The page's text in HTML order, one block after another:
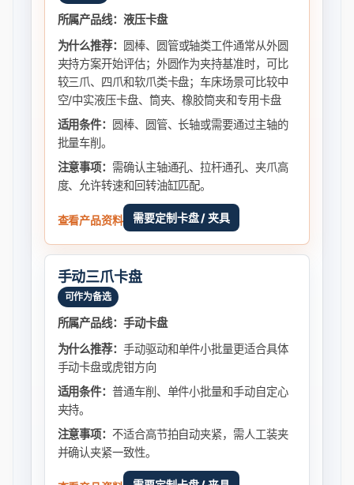
所属产品线：液压卡盘
为什么推荐： 圆棒、圆管或轴类工件通常从外圆
夹持方案开始评估；外圆作为夹持基准时，可比
较三爪、四爪和软爪类卡盘；车床场景可比较中
空/中实液压卡盘、筒夹、橡胶筒夹和专用卡盘
适用条件： 圆棒、圆管、长轴或需要通过主轴的
批量车削。
注意事项： 需确认主轴通孔、拉杆通孔、夹爪高
度、允许转速和回转油缸匹配。
查看产品资料 需要定制卡盘 / 夹具
手动三爪卡盘
可作为备选
所属产品线：手动卡盘
为什么推荐： 手动驱动和单件小批量更适合具体
手动卡盘或虎钳方向
适用条件：普通车削、单件小批量和手动自定心
夹持。
注意事项：不适合高节拍自动夹紧，需人工装夹
并确认夹紧一致性。